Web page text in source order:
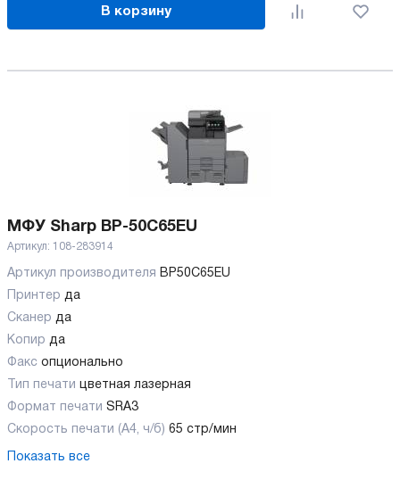
В корзину
МФУ Sharp BP-50C65EU
Артикул: 108-283914
Артикул производителя
BP50C65EU
Принтер да
Сканер да
Копир да
Факс опционально
Тип печати
цветная лазерная
Формат печати SRA3
Скорость печати (А4, ч/б) 65 стр/мин
Показать все